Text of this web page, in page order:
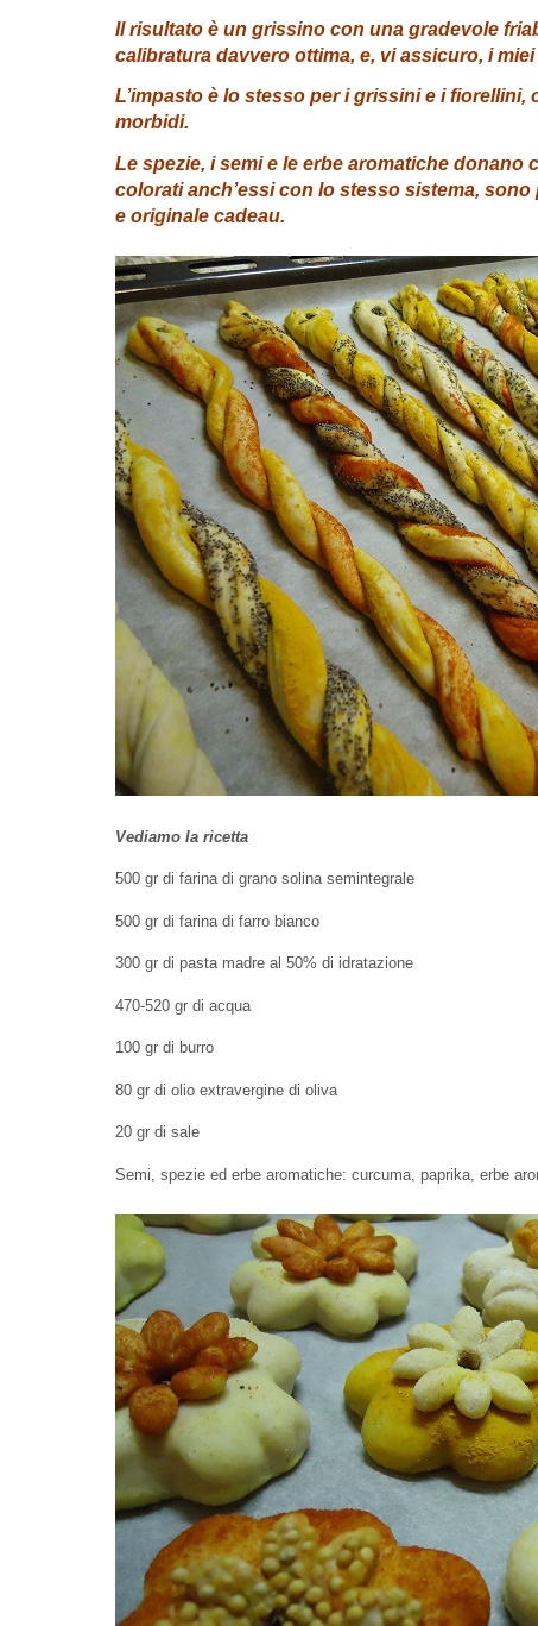
Il risultato è un grissino con una gradevole
calibratura davvero ottima, e, vi assicuro, i
L’impasto è lo stesso per i grissini e i
morbidi.
Le spezie, i semi e le erbe aromatiche
colorati anch’essi con lo stesso sistema,
e originale cadeau.
Vediamo la ricetta
500 gr di farina di grano solina semintegrale
500 gr di farina di farro bianco
300 gr di pasta madre al 50% di idratazione
470-520 gr di acqua
100 gr di burro
80 gr di olio extravergine di oliva
20 gr di sale
Semi, spezie ed erbe aromatiche: curcuma, paprika, erbe